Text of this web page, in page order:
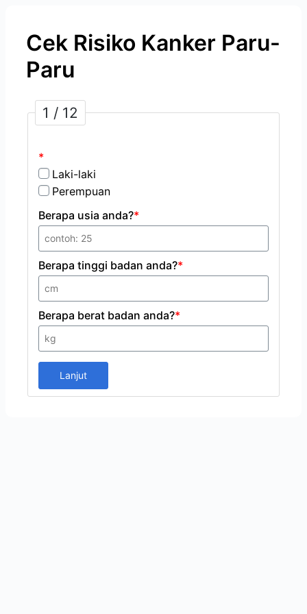
Cek Risiko Kanker Paru-
Paru
1 / 12
*
Laki-laki
Perempuan
Berapa usia anda?*
Berapa tinggi badan anda?*
Berapa berat badan anda?*
Lanjut